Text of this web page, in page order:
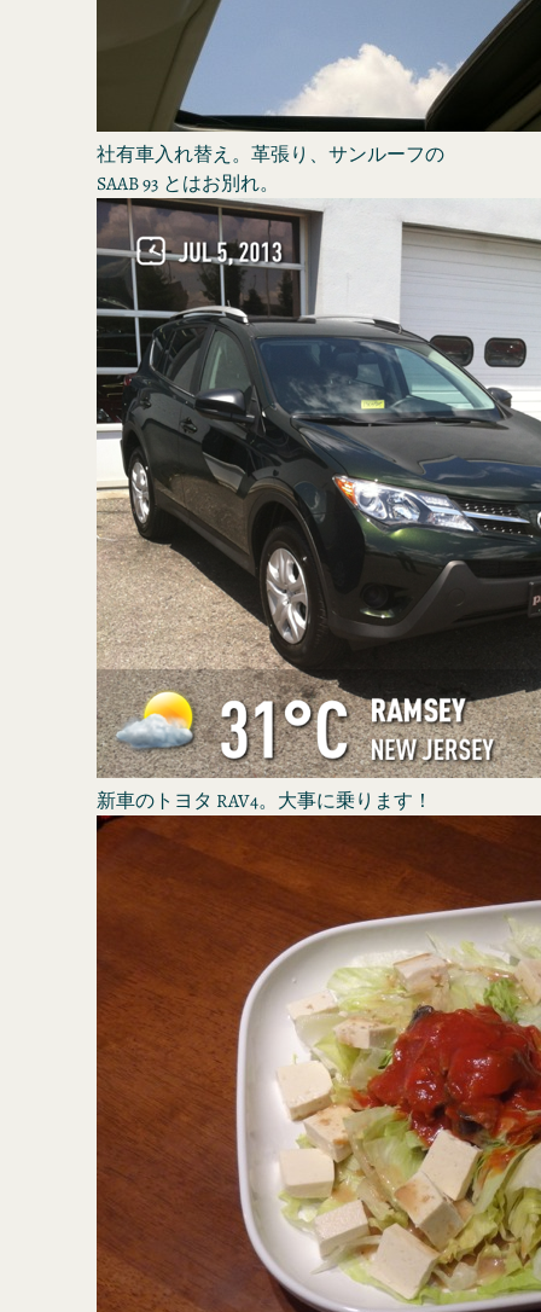
社有車入れ替え。革張り、サンルーフの
SAAB 93 とはお別れ。
新車のトヨタ RAV4。大事に乗ります！